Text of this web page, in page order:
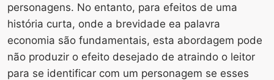
personagens. No entanto, para efeitos de uma
história curta, onde a brevidade ea palavra
economia são fundamentais, esta abordagem pode
não produzir o efeito desejado de atraindo o leitor
para se identificar com um personagem se esses